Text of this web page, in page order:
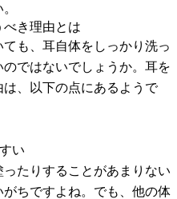
き理由とは
も、耳自体をしっかり洗っ
ではないでしょうか。耳を
、以下の点にあるようで
い
たりすることがあまりない
ちですよね。でも、他の体